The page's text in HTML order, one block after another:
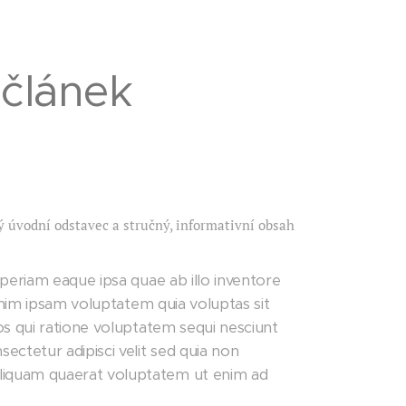
úvodní odstavec a stručný, informativní obsah
eaque ipsa quae ab illo inventore
ipsam voluptatem quia voluptas sit
qui ratione voluptatem sequi nesciunt
adipisci velit sed quia non
quaerat voluptatem ut enim ad